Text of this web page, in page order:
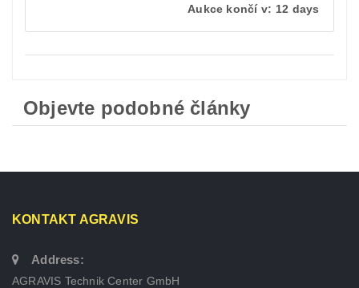
Aukce končí v: 12 days
Objevte podobné články
KONTAKT AGRAVIS
Address:
AGRAVIS Technik Center GmbH